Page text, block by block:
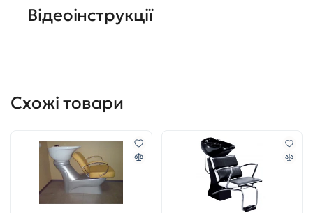
Відеоінструкції
Схожі товари